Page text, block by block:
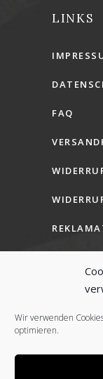
Wir verwenden
optimieren.
LINKS
FAQ
AGB
COOKIE-